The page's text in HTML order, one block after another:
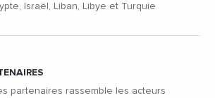
Israël, Liban, Libye et Turquie
partenaires rassemble les acteurs